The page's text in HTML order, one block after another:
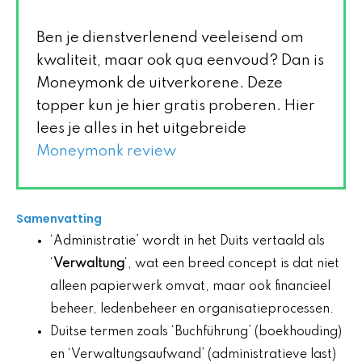
Ben je dienstverlenend veeleisend om
kwaliteit, maar ook qua eenvoud? Dan is
Moneymonk de uitverkorene. Deze
topper kun je hier gratis proberen. Hier
lees je alles in het uitgebreide
Moneymonk review
Samenvatting
‘Administratie’ wordt in het Duits vertaald als
Verwaltung ‘, wat een breed concept is dat niet
alleen papierwerk omvat, maar ook financieel
beheer, ledenbeheer en organisatieprocessen.
Duitse termen zoals ‘Buchführung’ (boekhouding)
en ‘Verwaltungsaufwand’ (administratieve last)